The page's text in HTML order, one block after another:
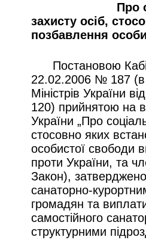
Про
захисту осіб,
позбавлення
Постановою
22.02.2006 № 187 (в
Міністрів України
120) прийнятою на
України „Про
стосовно яких
особистої свободи
проти України, та
Закон),
санаторно-
громадян та
самостійного
структурними